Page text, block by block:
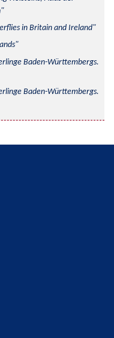
in Britain and Ireland
Baden-Württembergs.
Baden-Württembergs.